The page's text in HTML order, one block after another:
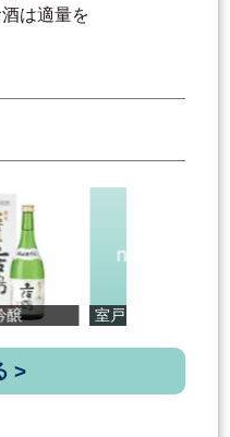
は適量を
室戸３０１バ...
>